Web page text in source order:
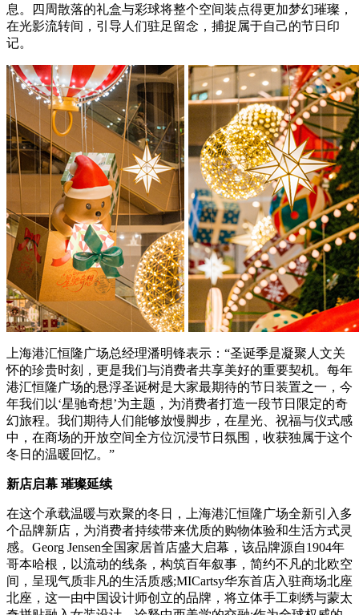
息。四周散落的礼盒与彩球将整个空间装点得更加梦幻璀璨，
在光影流转间，引导人们驻足留念，捕捉属于自己的节日印
记。
上海港汇恒隆广场总经理潘明锋表示：“圣诞季是凝聚人文关
怀的珍贵时刻，更是我们与消费者共享美好的重要契机。每年
港汇恒隆广场的悬浮圣诞树是大家最期待的节日装置之一，今
年我们以‘星驰奇想’为主题，为消费者打造一段节日限定的奇
幻旅程。我们期待人们能够放慢脚步，在星光、祝福与仪式感
中，在商场的开放空间全方位沉浸节日氛围，收获独属于这个
冬日的温暖回忆。”
新店启幕 璀璨延续
在这个承载温暖与欢聚的冬日，上海港汇恒隆广场全新引入多
个品牌新店，为消费者持续带来优质的购物体验和生活方式灵
感。Georg Jensen全国家居首店盛大启幕，该品牌源自1904年
哥本哈根，以流动的线条，构筑百年叙事，简约不凡的北欧空
间，呈现气质非凡的生活质感;MICartsy华东首店入驻商场北座
北座，这一由中国设计师创立的品牌，将立体手工刺绣与蒙太